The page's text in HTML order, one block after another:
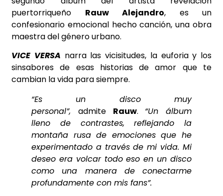
puertorriqueño Rauw Alejandro, es un
confesionario emocional hecho canción, una obra
maestra del género urbano.
VICE VERSA narra las vicisitudes, la euforia y los
sinsabores de esas historias de amor que te
cambian la vida para siempre.
“Es un disco muy
personal”, admite Rauw. “Un álbum
lleno de contrastes, reflejando la
montaña rusa de emociones que he
experimentado a través de mi vida. Mi
deseo era volcar todo eso en un disco
como una manera de conectarme
profundamente con mis fans”.